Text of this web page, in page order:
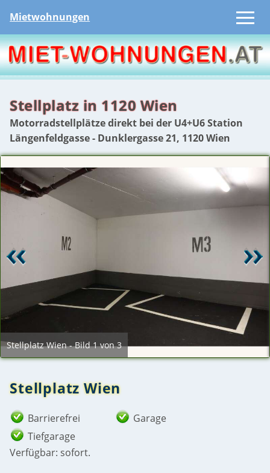
Mietwohnungen
Stellplatz in 1120 Wien
Motorradstellplätze direkt bei der U4+U6 Station
Längenfeldgasse - Dunklergasse 21, 1120 Wien
Stellplatz Wien - Bild 1 von 3
Stellplatz Wien
Barrierefrei
Garage
Tiefgarage
Verfügbar: sofort.